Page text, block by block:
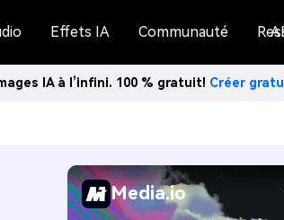
Effets IA Communauté
IA à l’infini. 100 % gratuit! Créer
Media.io